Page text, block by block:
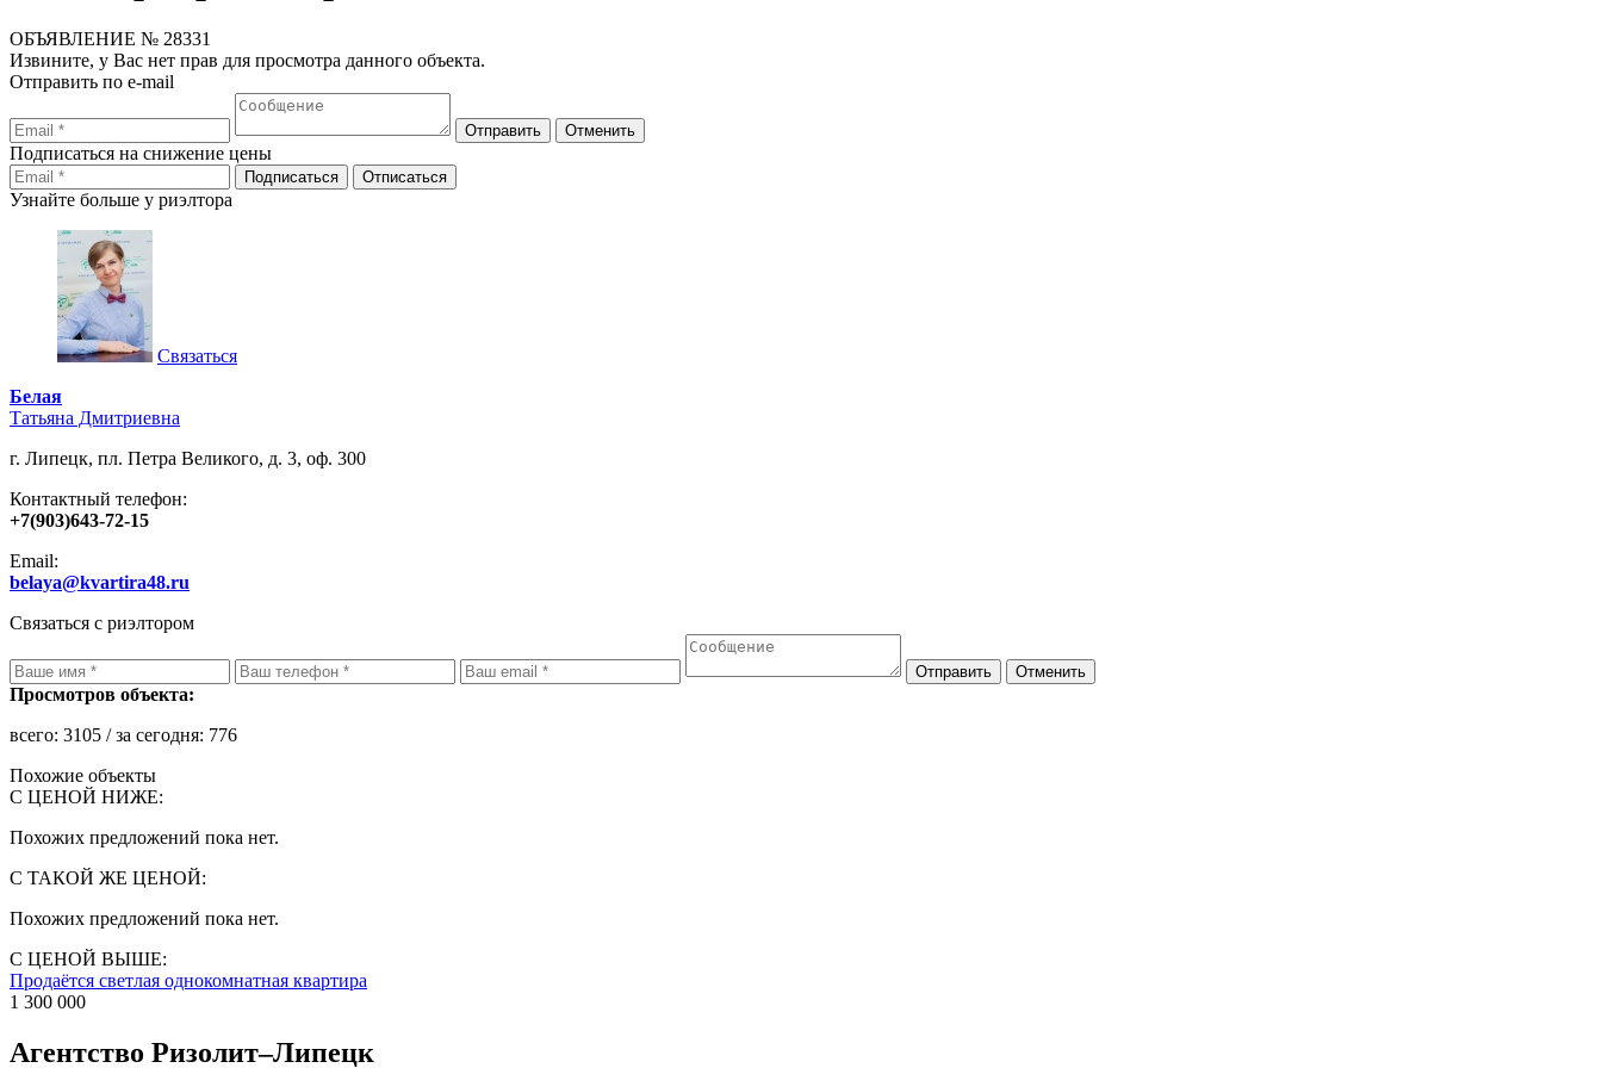
ОБЪЯВЛЕНИЕ № 28331
Извините, у Вас нет прав для просмотра данного объекта.
Отправить по e-mail
Подписаться на снижение цены
Узнайте больше у риэлтора
Связаться
Белая
Татьяна Дмитриевна
г. Липецк, пл. Петра Великого, д. 3, оф. 300
Контактный телефон:
+7(903)643-72-15
Email:
belaya@kvartira48.ru
Связаться с риэлтором
Просмотров объекта:
всего: 3105 / за сегодня: 776
Похожие объекты
С ЦЕНОЙ НИЖЕ:
Похожих предложений пока нет.
С ТАКОЙ ЖЕ ЦЕНОЙ:
Похожих предложений пока нет.
С ЦЕНОЙ ВЫШЕ:
Продаётся светлая однокомнатная квартира
1 300 000
Агентство Ризолит–Липецк